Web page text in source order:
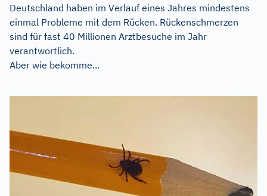
Deutschland haben im Verlauf eines Jahres mindestens
einmal Probleme mit dem Rücken. Rückenschmerzen
sind für fast 40 Millionen Arztbesuche im Jahr
verantwortlich.
Aber wie bekomme...